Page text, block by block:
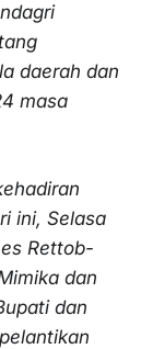
daerah dan
masa
ini, Selasa
Rettob-
dan
dan